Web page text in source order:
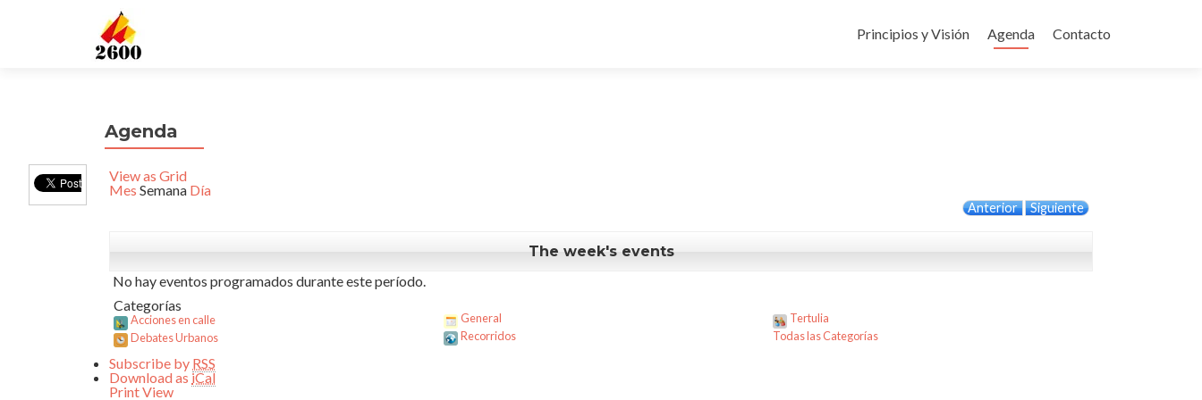
al
Principios y Visión Agenda Contacto
Agenda
View as Grid
Mes Semana Día
Anterior Siguiente
The week's events
No hay eventos programados durante este período.
Categorías
Acciones en calle
Debates Urbanos
General
Recorridos
Tertulia
Todas las Categorías
Subscribe by RSS
Download as iCal
PrintView